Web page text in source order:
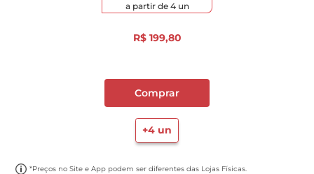
a partir de 4un
R$ 199,80
Comprar
+4 un
*Preços no Site e App podem ser diferentes das Lojas Físicas.